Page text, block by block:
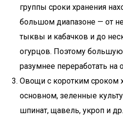
группы сроки хранения
большом диапазоне — от
тыквы и кабачков и до
огурцов. Поэтому
разумнее переработать
Овощи с коротким сроком
основном, зеленные
шпинат, щавель, укроп и